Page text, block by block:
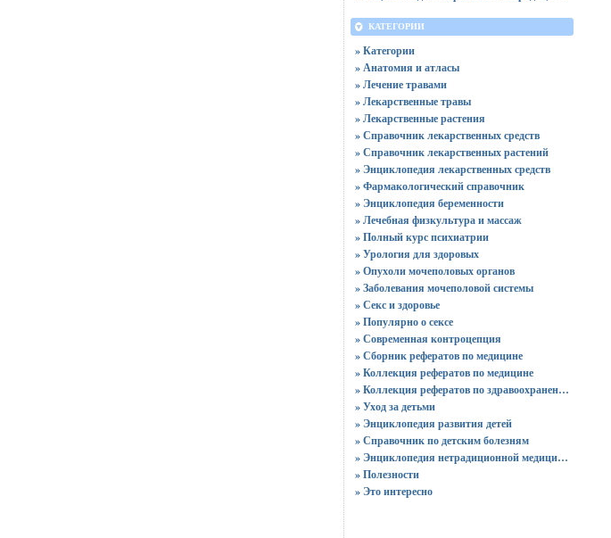
КАТЕГОРИИ
» Категории
» Анатомия и атласы
» Лечение травами
» Лекарственные травы
» Лекарственные растения
» Справочник лекарственных средств
» Справочник лекарственных растений
» Энциклопедия лекарственных средств
» Фармакологический справочник
» Энциклопедия беременности
» Лечебная физкультура и массаж
» Полный курс психиатрии
» Урология для здоровых
» Опухоли мочеполовых органов
» Заболевания мочеполовой системы
» Секс и здоровье
» Популярно о сексе
» Современная контроцепция
» Сборник рефератов по медицине
» Коллекция рефератов по медицине
» Коллекция рефератов по здравоохранению
» Уход за детьми
» Энциклопедия развития детей
» Справочник по детским болезням
» Энциклопедия нетрадиционной медицины
» Полезности
» Это интересно